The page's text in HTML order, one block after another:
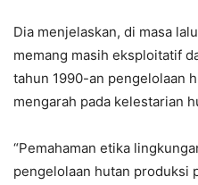
Dia menjelaskan, di masa
memang masih eksploitatif
tahun 1990-an pengelolaan
mengarah pada kelestarian
“Pemahaman etika
pengelolaan hutan produksi